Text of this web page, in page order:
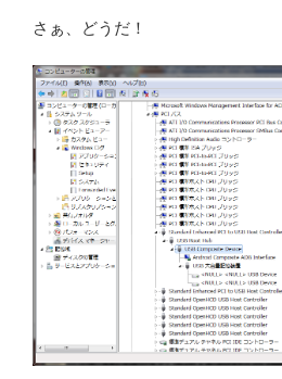
さぁ、どうだ！